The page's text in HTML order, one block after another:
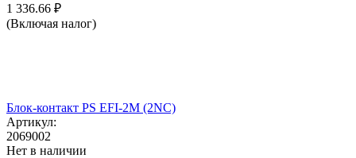
1 336.66 ₽
(Включая налог)
Блок-контакт PS EFI-2M (2NC)
Артикул:
2069002
Нет в наличии